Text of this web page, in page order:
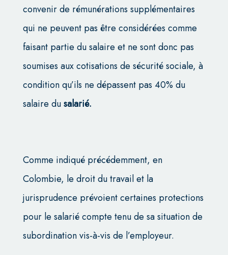
convenir de rémunérations supplémentaires
qui ne peuvent pas être considérées comme
faisant partie du salaire et ne sont donc pas
soumises aux cotisations de sécurité sociale, à
condition qu’ils ne dépassent pas 40% du
salaire dusalarié.
Comme indiqué précédemment, en
Colombie, le droit du travail et la
jurisprudence prévoient certaines protections
pour le salarié compte tenu de sa situation de
subordination vis-à-vis de l’employeur.